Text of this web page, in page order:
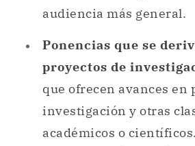
audiencia más general.
Ponencias que se
proyectos de
que ofrecen avances en
investigación y otras
académicos o